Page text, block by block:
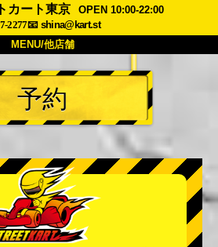
カート東京
OPEN 10:00-22:00
2277📧 shina@kart.st
MENU/他店舗
トップ
車両 価格
予約
他店舗
予約